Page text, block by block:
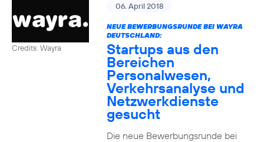
Credits: Wayra
06. April 2018
NEUE BEWERBUNGSRUNDE BEI WAYRA
DEUTSCHLAND:
Startups aus den
Bereichen
Personalwesen,
Verkehrsanalyse und
Netzwerkdienste
gesucht
Die neue Bewerbungsrunde bei